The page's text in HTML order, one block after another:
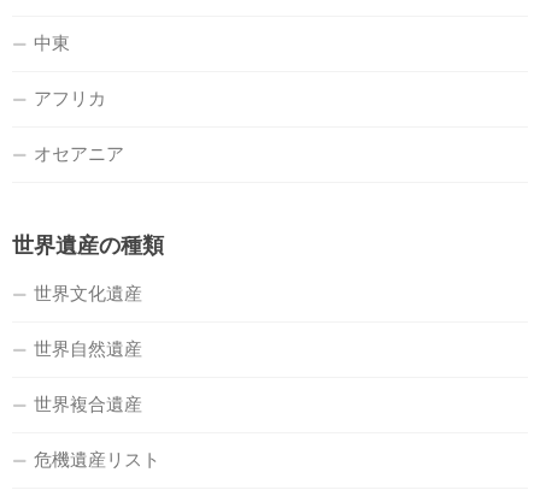
中東
アフリカ
オセアニア
世界遺産の種類
世界文化遺産
世界自然遺産
世界複合遺産
危機遺産リスト